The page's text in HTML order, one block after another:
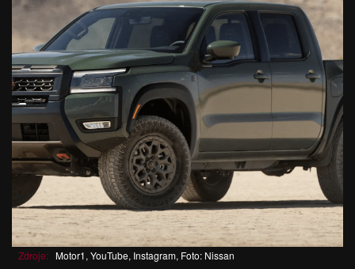
Zdroje: Motor1, YouTube, Instagram, Foto: Nissan